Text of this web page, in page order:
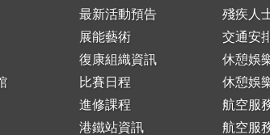
最新活動預告
展能藝術
復康組織資訊
比賽日程
進修課程
港鐵站資訊
殘疾人
交通安
休憩娛
休憩娛
航空服
航空服